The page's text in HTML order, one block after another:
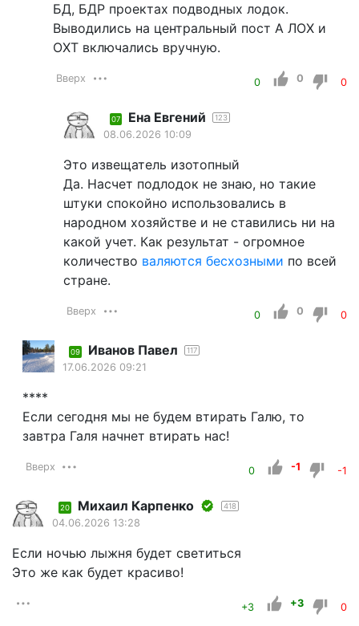
БД, БДР проектах подводных лодок.
Выводились на центральный пост А ЛОХ и
ОХТ включались вручную.
Вверх 0 0 0
07 Ена Евгений 123
08.06.2026 10:09
Это извещатель изотопный
Да. Насчет подлодок не знаю, но такие
штуки спокойно использовались в
народном хозяйстве и не ставились ни на
какой учет. Как результат - огромное
количество валяются бесхозными по всей
стране.
Вверх 0 0 0
09 Иванов Павел 117
17.06.2026 09:21
****
Если сегодня мы не будем втирать Галю, то
завтра Галя начнет втирать нас!
Вверх 0 -1 -1
20 Михаил Карпенко 418
04.06.2026 13:28
Если ночью лыжня будет светиться
Это же как будет красиво!
+3 +3 0